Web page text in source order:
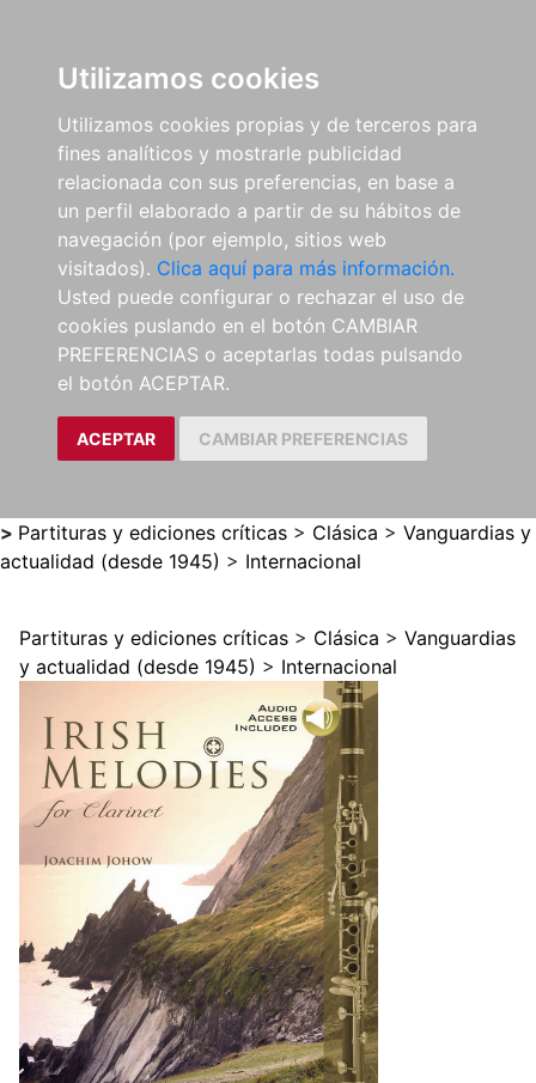
Utilizamos cookies
Utilizamos cookies propias y de terceros para
fines analíticos y mostrarle publicidad
relacionada con sus preferencias, en base a
un perfil elaborado a partir de su hábitos de
navegación (por ejemplo, sitios web
visitados). Clica aquí para más información.
Usted puede configurar o rechazar el uso de
cookies puslando en el botón CAMBIAR
PREFERENCIAS o aceptarlas todas pulsando
el botón ACEPTAR.
ACEPTAR CAMBIAR PREFERENCIAS
> Partituras y ediciones críticas > Clásica > Vanguardias y
actualidad (desde 1945) > Internacional
Partituras y ediciones críticas > Clásica > Vanguardias
y actualidad (desde 1945) > Internacional